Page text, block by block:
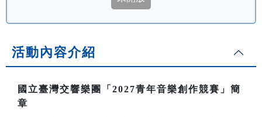
活動內容介紹
國立臺灣交響樂團「2027青年音樂創作競賽」簡
章